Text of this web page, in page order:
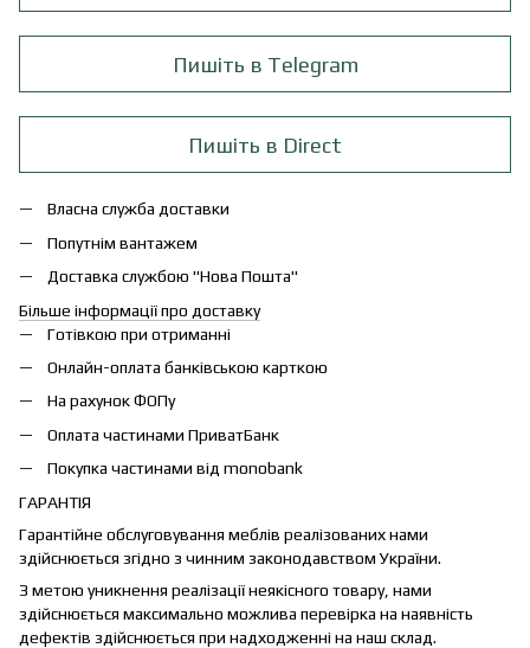
Пишіть в Telegram
Пишіть в Direct
Власна служба доставки
Попутнім вантажем
Доставка службою "Нова Пошта"
Більше інформації про доставку
Готівкою при отриманні
Онлайн-оплата банківською карткою
На рахунок ФОПу
Оплата частинами ПриватБанк
Покупка частинами від monobank
ГАРАНТІЯ
Гарантійне обслуговування меблів реалізованих нами
здійснюється згідно з чинним законодавством України.
З метою уникнення реалізації неякісного товару, нами
здійснюється максимально можлива перевірка на наявність
дефектів здійснюється при надходженні на наш склад.